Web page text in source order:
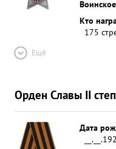
Кто
175
Ещё
Орден Славы II
Дата